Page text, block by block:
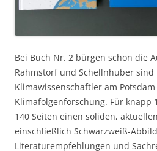
Bei Buch Nr. 2 bürgen schon die
Rahmstorf und Schellnhuber
Klimawissenschaftler am
Klimafolgenforschung. Für knapp
140 Seiten einen soliden,
einschließlich Schwarzweiß-
Literaturempfehlungen und